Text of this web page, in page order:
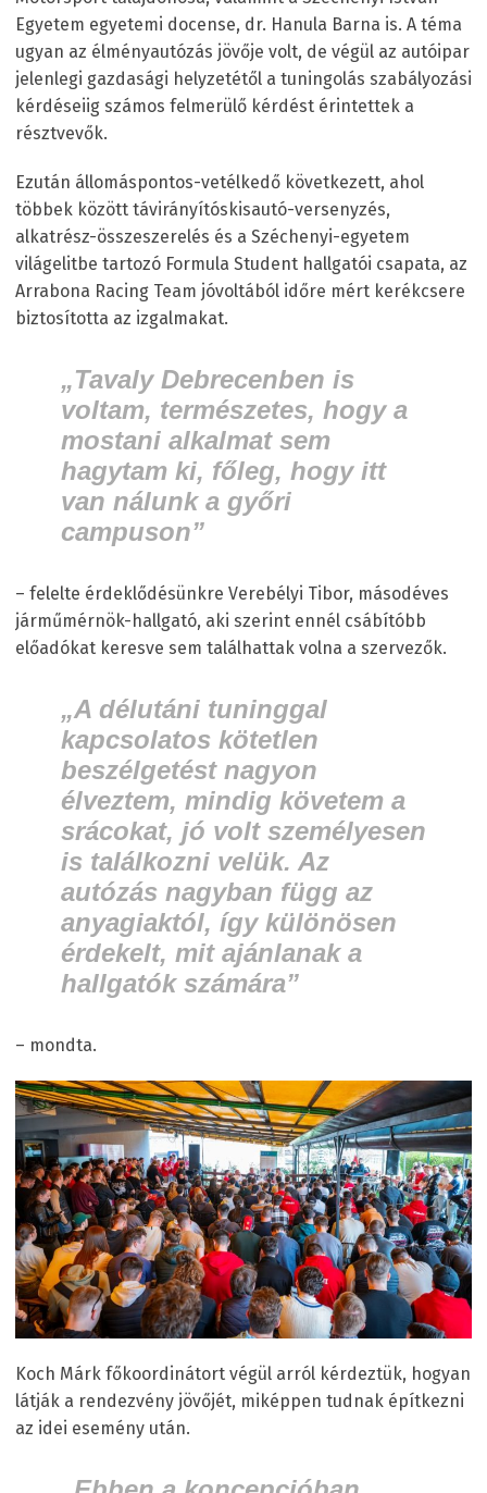
Egyetem egyetemi docense, dr. Hanula Barna is. A téma
ugyan az élményautózás jövője volt, de végül az autóipar
jelenlegi gazdasági helyzetétől a tuningolás szabályozási
kérdéseiig számos felmerülő kérdést érintettek a
résztvevők.
Ezután állomáspontos-vetélkedő következett, ahol
többek között távirányítóskisautó-versenyzés,
alkatrész-összeszerelés és a Széchenyi-egyetem
világelitbe tartozó Formula Student hallgatói csapata, az
Arrabona Racing Team jóvoltából időre mért kerékcsere
biztosította az izgalmakat.
„Tavaly Debrecenben is
voltam, természetes, hogy a
mostani alkalmat sem
hagytam ki, főleg, hogy itt
van nálunk a győri
campuson”
– felelte érdeklődésünkre Verebélyi Tibor, másodéves
járműmérnök-hallgató, aki szerint ennél csábítóbb
előadókat keresve sem találhattak volna a szervezők.
„A délutáni tuninggal
kapcsolatos kötetlen
beszélgetést nagyon
élveztem, mindig követem a
srácokat, jó volt személyesen
is találkozni velük. Az
autózás nagyban függ az
anyagiaktól, így különösen
érdekelt, mit ajánlanak a
hallgatók számára”
– mondta.
Koch Márk főkoordinátort végül arról kérdeztük, hogyan
látják a rendezvény jövőjét, miképpen tudnak építkezni
az idei esemény után.